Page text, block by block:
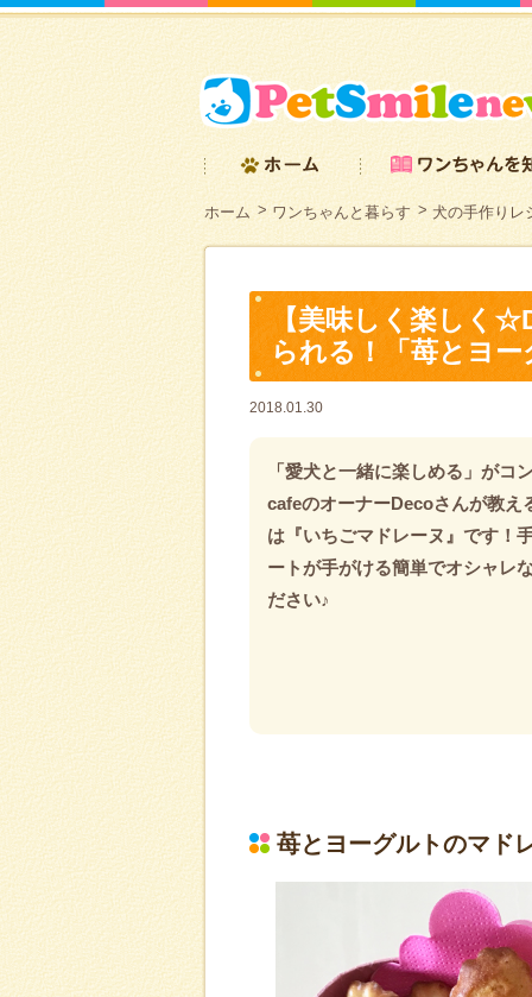
ホーム ワンちゃんと暮らす 犬の手作りレ
【美味しく楽しく
られる！「苺とヨ
2018.01.30
「愛犬と一緒に楽しめる」がコ
cafeのオーナーDecoさんが教え
は『いちごマドレーヌ』です！
ートが手がける簡単でオシャレ
ださい♪
苺とヨーグルトのマド